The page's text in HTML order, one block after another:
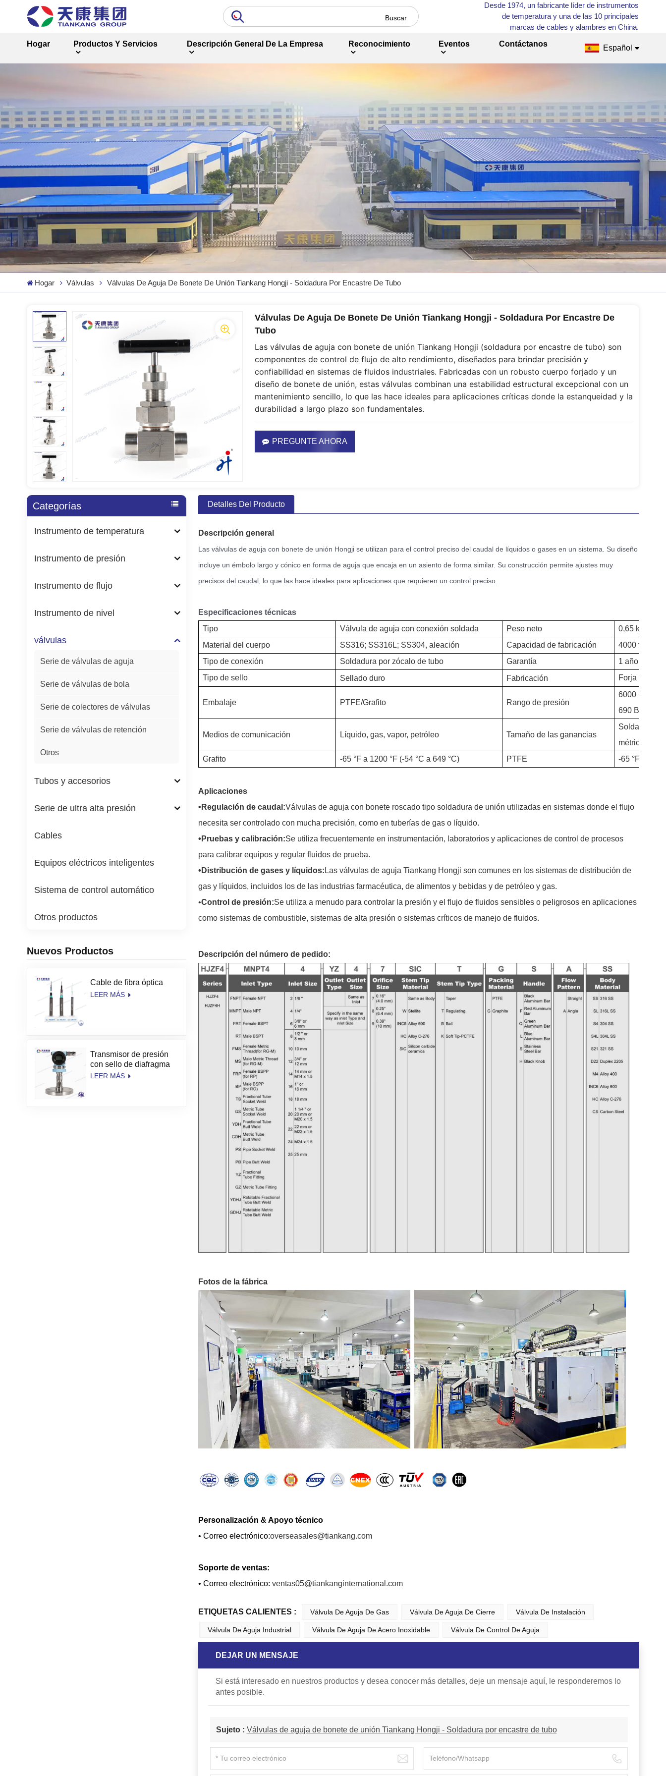
Desde 1974, un fabricante líder de instrumentos
de temperatura y una de las 10 principales
marcas de cables y alambres en China.
Hogar
Productos Y Servicios Descripción General De La Empresa Reconocimiento Eventos Contáctanos Español
Français
Русский
Español
Hogar Válvulas Válvulas De Aguja De Bonete De Unión Tiankang Hongji - Soldadura Por Encastre De Tubo
Válvulas De Aguja De Bonete De Unión Tiankang Hongji - Soldadura Por Encastre De
Tubo
Las válvulas de aguja con bonete de unión Tiankang Hongji (soldadura por encastre de tubo) son
componentes de control de flujo de alto rendimiento, diseñados para brindar precisión y
confiabilidad en sistemas de fluidos industriales. Fabricadas con un robusto cuerpo forjado y un
diseño de bonete de unión, estas válvulas combinan una estabilidad estructural excepcional con un
mantenimiento sencillo, lo que las hace ideales para aplicaciones críticas donde la estanqueidad y la
durabilidad a largo plazo son fundamentales.
PREGUNTE AHORA
Categorías
Instrumento de temperatura
Instrumento de presión
Instrumento de flujo
Instrumento de nivel
válvulas
Serie de válvulas de aguja
Serie de válvulas de bola
Serie de colectores de válvulas
Serie de válvulas de retención
Otros
Tubos y accesorios
Serie de ultra alta presión
Cables
Equipos eléctricos inteligentes
Sistema de control automático
Otros productos
Nuevos Productos
Cable de fibra óptica
LEER MÁS
Transmisor de presión
con sello de diafragma
de alta temperatura
LEER MÁS
Detalles Del Producto
Descripción general
Las válvulas de aguja con bonete de unión Hongji se utilizan para el control preciso del caudal de líquidos o gases en un sistema. Su diseño
incluye un émbolo largo y cónico en forma de aguja que encaja en un asiento de forma similar. Su construcción permite ajustes muy
precisos del caudal, lo que las hace ideales para aplicaciones que requieren un control preciso.
Especificaciones técnicas
Tipo
Válvula de aguja con conexión soldada Peso neto
0,65 kg
Material del cuerpo
SS316; SS316L; SS304, aleación Capacidad de fabricación
4000 fotos/
Tipo de conexión
Soldadura por zócalo de tubo Garantía
1 año
Tipo de sello
Sellado duro Fabricación Forja y CNC
Embalaje PTFE/Grafito Rango de presión
6000 Psi –
690 Bar)
Medios de comunicación Líquido, gas, vapor, petróleo Tamaño de las ganancias
Soldadura
métrico de
Grafito
-65 °F a 1200 °F (-54 °C a 649 °C) PTFE -65 °F a 450
Aplicaciones
•Regulación de caudal:Válvulas de aguja con bonete roscado tipo soldadura de unión utilizadas en sistemas donde el flujo
necesita ser controlado con mucha precisión, como en tuberías de gas o líquido.
•Pruebas y calibración:Se utiliza frecuentemente en instrumentación, laboratorios y aplicaciones de control de procesos
para calibrar equipos y regular fluidos de prueba.
•Distribución de gases y líquidos: Las válvulas de aguja Tiankang Hongji son comunes en los sistemas de distribución de
gas y líquidos, incluidos los de las industrias farmacéutica, de alimentos y bebidas y de petróleo y gas.
•Control de presión:Se utiliza a menudo para controlar la presión y el flujo de fluidos sensibles o peligrosos en aplicaciones
como sistemas de combustible, sistemas de alta presión o sistemas críticos de manejo de fluidos.
Descripción del número de pedido:
Fotos de la fábrica
Personalización & Apoyo técnico
• Correo electrónico:overseasales@tiankang.com
Soporte de ventas:
• Correo electrónico: ventas05@tiankanginternational.com
ETIQUETAS CALIENTES : Válvula De Aguja De Gas Válvula De Aguja De Cierre Válvula De Instalación
Válvula De Aguja Industrial Válvula De Aguja De Acero Inoxidable Válvula De Control De Aguja
DEJAR UN MENSAJE
Si está interesado en nuestros productos y desea conocer más detalles, deje un mensaje aquí, le responderemos lo
antes posible.
Sujeto : Válvulas de aguja de bonete de unión Tiankang Hongji - Soldadura por encastre de tubo